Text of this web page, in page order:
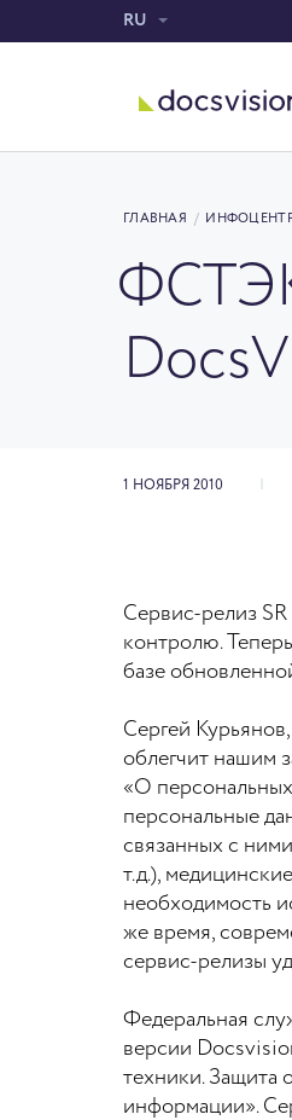
RU
ГЛАВНАЯ /
ФСТЭК
1 НОЯБРЯ 2010
Сервис-релиз
контролю.
базе
Сергей
облегчит нашим
«О
персональные
связанных с
т.д.),
необходимость
же время,
сервис-релизы
Федеральная
версии
техники. Защита
информации».